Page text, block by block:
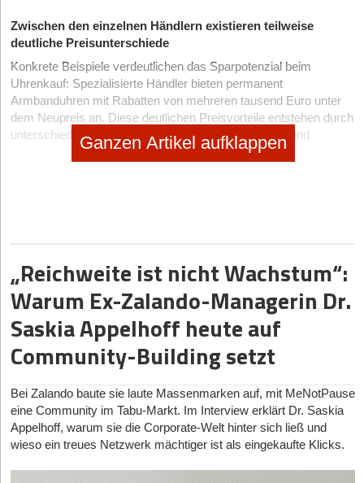
Zwischen den einzelnen Händlern existieren teilweise
deutliche Preisunterschiede
Konkrete Beispiele verdeutlichen das Sparpotenzial beim
Uhrenkauf: Spezialisierte Händler bieten permanent
Armbanduhren mit Rabatten von mehreren tausend Euro unter
dem Neupreis an. Diese deutlichen Preisvorteile entstehen durch
unterschiedliche Beschaffungswege, Lagerbestände und
Verkaufsstrategien der Anbieter. Plattformen wie Watchy24.de
Besonders bei limitierten Editionen oder seltenen aktuellen
Modellen können die Preisunterschiede zwischen verschiedenen
Anbietern deutlich ausfallen und eine sorgfältige Recherche
rechtfertigen.
Internationale Preisunterschiede und Währungseffekte:
Länderspezifische Preisdifferenzen bei Luxusuhren ergeben sich
aus verschiedenen wirtschaftlichen Faktoren.
Währungsschwankungen beeinflussen die Preisgestaltung
deutlich, besonders bei hochwertigen Herstellern aus der
Schweiz, die – ebenso wie viele Start-Ups – verstärkt darauf
Ganzen Artikel aufklappen
„Reichweite ist nicht Wachstum“:
Warum Ex-Zalando-Managerin Dr.
Saskia Appelhoff heute auf
Community-Building setzt
Bei Zalando baute sie laute Massenmarken auf, mit MeNotPause
eine Community im Tabu-Markt. Im Interview erklärt Dr. Saskia
Appelhoff, warum sie die Corporate-Welt hinter sich ließ und
wieso ein treues Netzwerk mächtiger ist als eingekaufte Klicks.